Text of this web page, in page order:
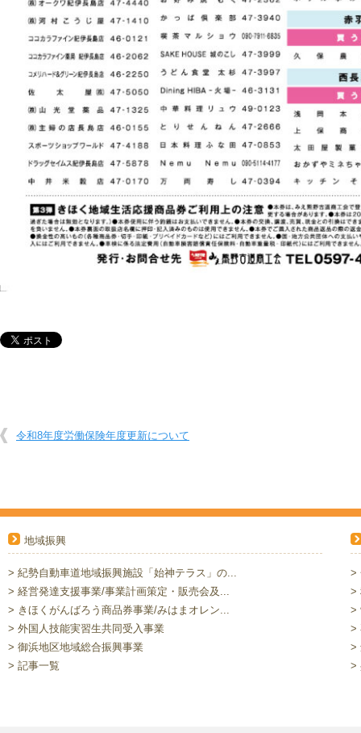
令和8年度労働保険年度更新について
地域振興
> 紀勢自動車道地域振興施設「始神テラス」の...
> 経営発達支援事業/事業計画策定・販売会及...
> きほくがんばろう商品券事業/みはまオレン...
> 外国人技能実習生共同受入事業
> 御浜地区地域総合振興事業
> 記事一覧
>
>
>
>
>
>